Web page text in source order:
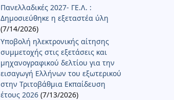
Πανελλαδικές 2027- ΓΕ.Λ. :
Δημοσιεύθηκε η εξεταστέα ύλη
(7/14/2026)
Υποβολή ηλεκτρονικής αίτησης
συμμετοχής στις εξετάσεις και
μηχανογραφικού δελτίου για την
εισαγωγή Ελλήνων του εξωτερικού
στην Τριτοβάθμια Εκπαίδευση
έτους 2026 (7/13/2026)